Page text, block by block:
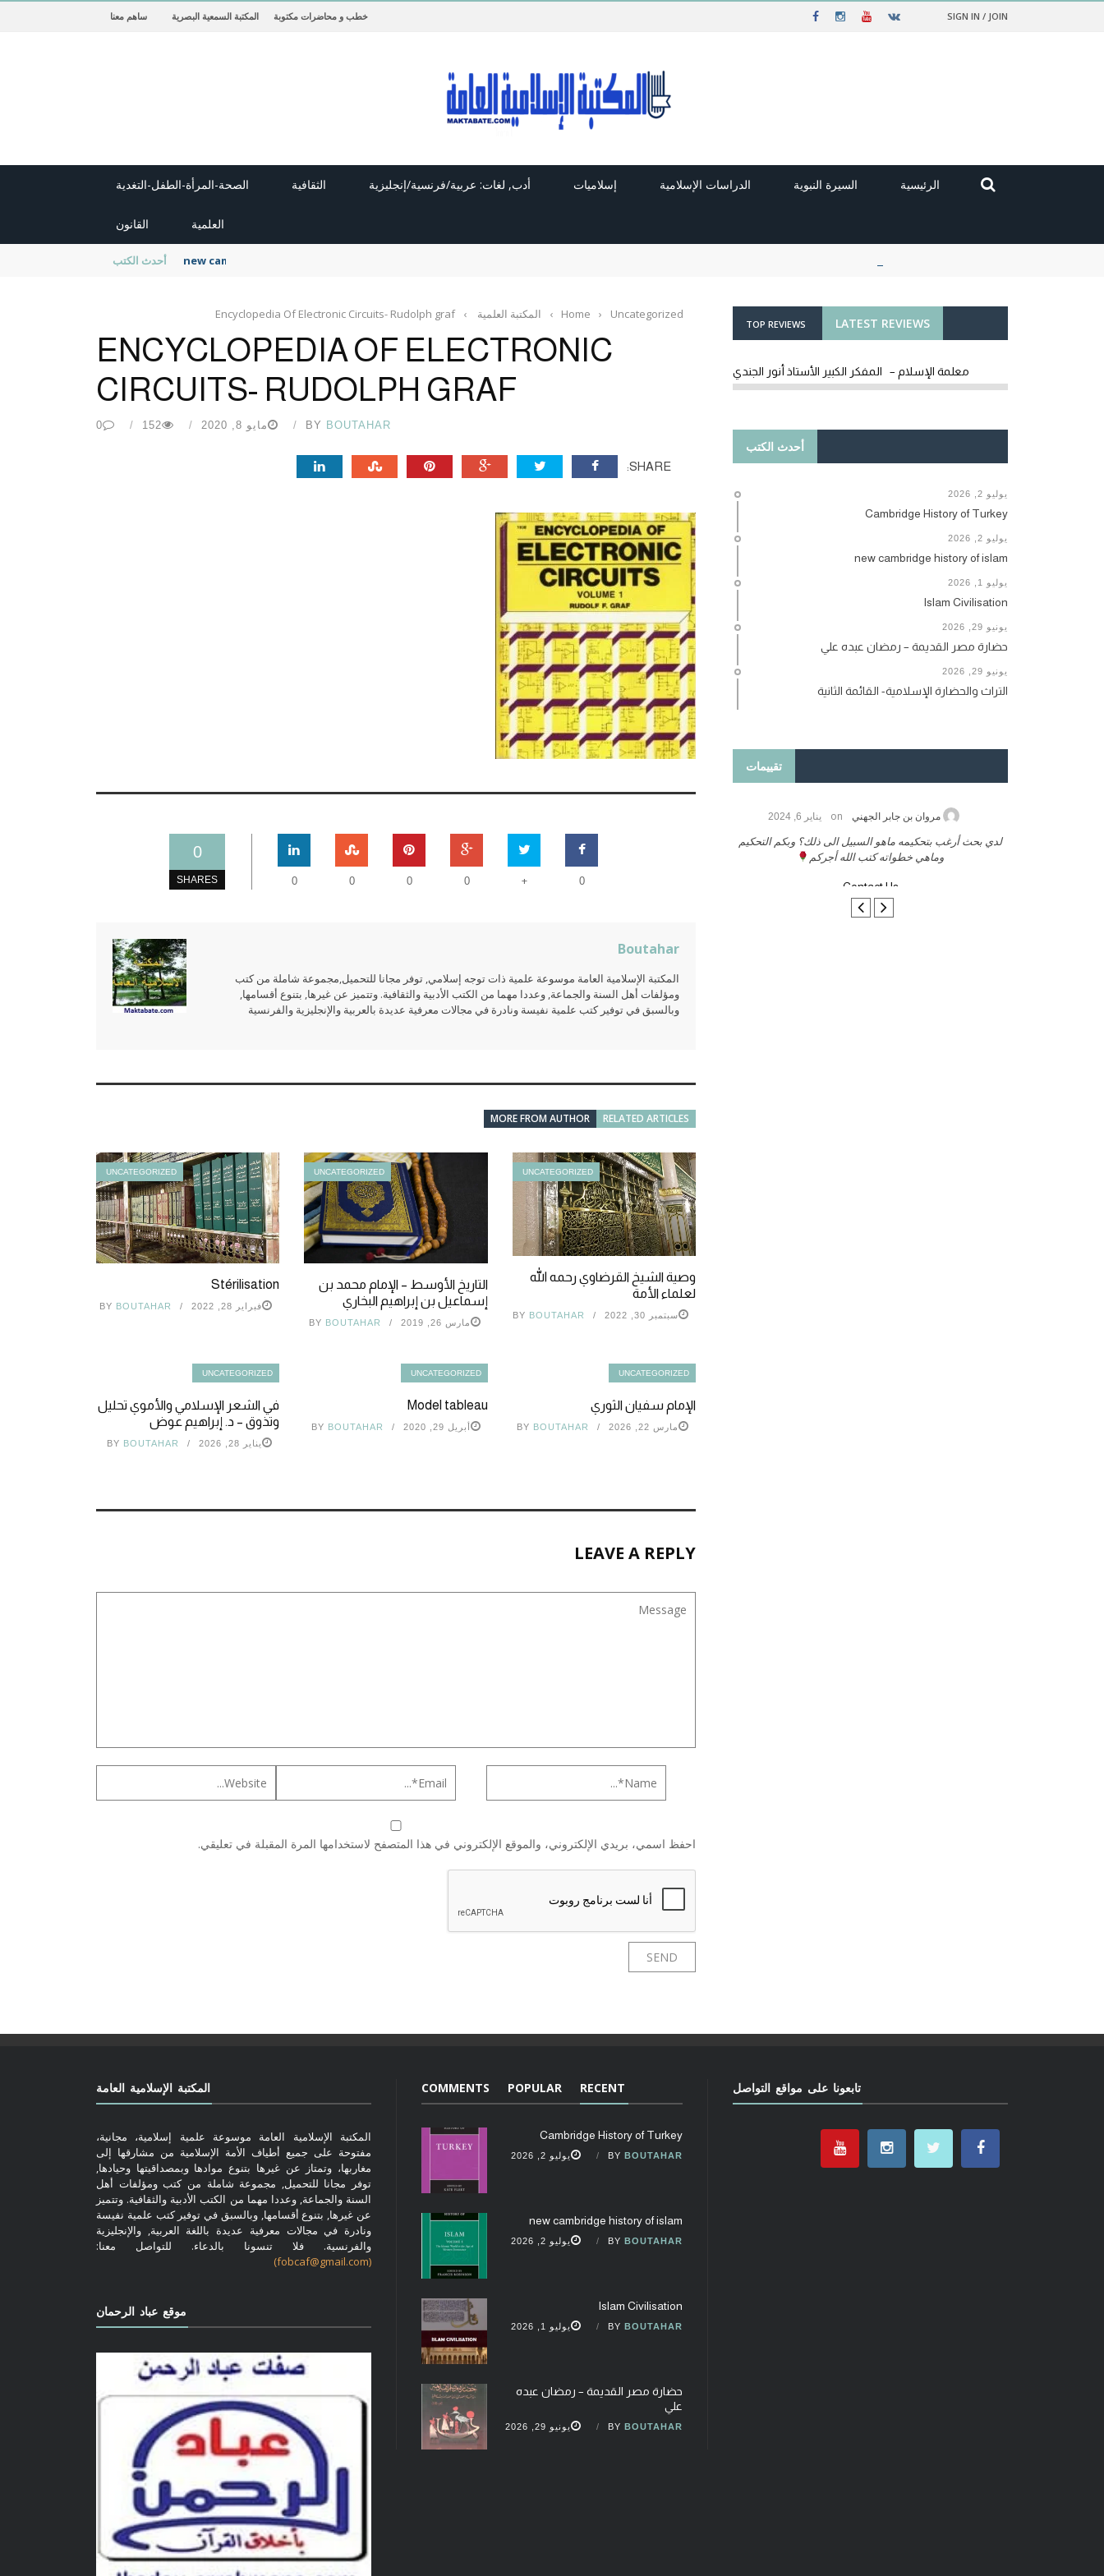
SIGN IN / JOIN خطب و محاضرات مكتوبة المكتبة السمعية البصرية ساهم معنا
الرئيسية السيرة النبوية الدراسات الإسلامية إسلاميات أدب, لغات: عربية/فرنسية/إنجليزية الثقافية الصحة-المرأة-الطفل-التغدية
العلمية القانون
أحدث الكتب new cambridge history of islam
Home › Uncategorized
› المكتبة العلمية ›
Encyclopedia Of Electronic Circuits- Rudolph graf
ENCYCLOPEDIA OF ELECTRONIC
CIRCUITS- RUDOLPH GRAF
BY BOUTAHAR مايو 8, 2020 152
0
SHARE:
0
SHARES 0
+
0
0
0
0
Boutahar
المكتبة الإسلامية العامة موسوعة علمية ذات توجه إسلامي, توفر مجانا للتحميل,مجموعة شاملة من كتب
ومؤلفات أهل السنة والجماعة, وعددا مهما من الكتب الأدبية والثقافية. وتتميز عن غيرها, بتنوع أقسامها,
وبالسبق في توفير كتب علمية نفيسة ونادرة في مجالات معرفية عديدة بالعربية والإنجليزية والفرنسية
RELATED ARTICLES
MORE FROM AUTHOR
UNCATEGORIZED
Stérilisation
فبراير 28, 2022 BY BOUTAHAR
UNCATEGORIZED
التاريخ الأوسط – الإمام محمد بن
إسماعيل بن إبراهيم البخاري
مارس 26, 2019 BY BOUTAHAR
UNCATEGORIZED
وصية الشيخ القرضاوي رحمه الله
لعلماء الأمة
سبتمبر 30, 2022 BY BOUTAHAR
UNCATEGORIZED
في الشعر الإسلامي والأموي تحليل
وتذوق – د. إبراهيم عوض
يناير 28, 2026 BY BOUTAHAR
UNCATEGORIZED
Model tableau
أبريل 29, 2020 BY BOUTAHAR
UNCATEGORIZED
الإمام سفيان الثوري
مارس 22, 2026 BY BOUTAHAR
LEAVE A REPLY
احفظ اسمي، بريدي الإلكتروني، والموقع الإلكتروني في هذا المتصفح لاستخدامها المرة المقبلة في تعليقي.
LATEST REVIEWS
TOP REVIEWS
معلمة الإسلام – المفكر الكبير الأستاذ أنور الجندي
أحدث الكتب
يوليو 2, 2026
Cambridge History of Turkey
يوليو 2, 2026
new cambridge history of islam
يوليو 1, 2026
Islam Civilisation
يونيو 29, 2026
حضارة مصر القديمة – رمضان عبده علي
يونيو 29, 2026
التراث والحضارة الإسلامية- القائمة الثانية
تقييمات
مروان بن جابر الجهني on يناير 6, 2024
لدي بحث أرغب بتحكيمه ماهو السبيل الى ذلك؟ وبكم التحكيم
وماهي خطواته كتب الله أجركم
Contact Us
المكتبة الإسلامية العامة
المكتبة الإسلامية العامة موسوعة علمية إسلامية، مجانية،
مفتوحة على جميع أطياف الأمة الإسلامية من مشارقها إلى
مغاربها، وتمتاز عن غيرها بتنوع موادها وبمصداقيتها وحيادها,
توفر مجانا للتحميل, مجموعة شاملة من كتب ومؤلفات أهل
السنة والجماعة, وعددا مهما من الكتب الأدبية والثقافية. وتتميز
عن غيرها, بتنوع أقسامها, وبالسبق في توفير كتب علمية نفيسة
ونادرة في مجالات معرفية عديدة باللغة العربية, والإنجليزية
والفرنسية. فلا تنسونا بالدعاء. للتواصل معنا:
(fobcaf@gmail.com)
موقع عباد الرحمان
RECENT
POPULAR
COMMENTS
Cambridge History of Turkey
BY BOUTAHAR يوليو 2, 2026
new cambridge history of islam
BY BOUTAHAR يوليو 2, 2026
Islam Civilisation
BY BOUTAHAR يوليو 1, 2026
حضارة مصر القديمة – رمضان عبده
علي
BY BOUTAHAR يونيو 29, 2026
تابعونا على مواقع التواصل